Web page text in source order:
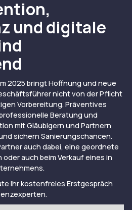
und digitale
2025 bringt Hoffnung und neue
nicht von der Pflicht
Vorbereitung. Präventives
Beratung und
mit Gläubigern und Partnern
sichern Sanierungschancen.
auch dabei, eine geordnete
auch beim Verkauf eines in
Ihrkostenfreies Erstgespräch